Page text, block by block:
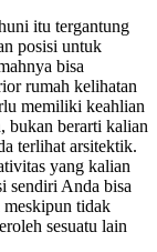
itu tergantung
posisi untuk
bisa
rumah kelihatan
memiliki keahlian
bukan berarti kalian
terlihat arsitektik.
yang kalian
sendiri Anda bisa
meskipun tidak
sesuatu lain